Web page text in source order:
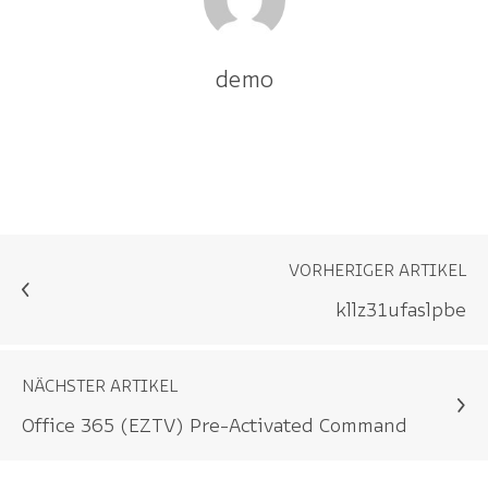
demo
VORHERIGER ARTIKEL
kllz31ufaslpbe
NÄCHSTER ARTIKEL
Office 365 (EZTV) Pre-Activated Command